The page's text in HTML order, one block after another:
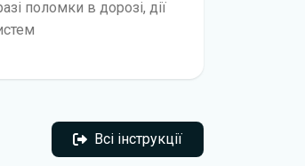
поломки в дорозі, дії
Всі інструкції
Всі інструкції